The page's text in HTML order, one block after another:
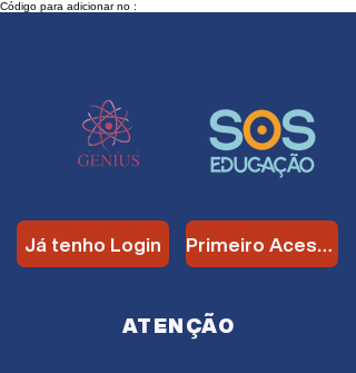
Código para adicionar no :
Já tenho Login Primeiro Acesso
ATENÇÃO